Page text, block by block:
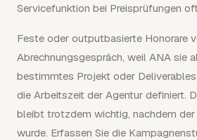
Servicefunktion bei Preisprüfungen
Feste oder outputbasierte Honorare
Abrechnungsgespräch, weil ANA sie
bestimmtes Projekt oder
die Arbeitszeit der Agentur definiert.
bleibt trotzdem wichtig, nachdem
wurde. Erfassen Sie die